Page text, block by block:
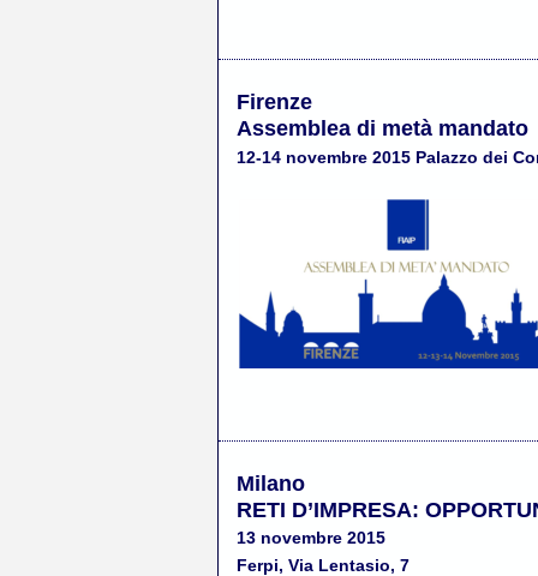
Firenze
Assemblea di metà mandato
12-14 novembre 2015 Palazzo dei
Milano
RETI D’IMPRESA:
13 novembre 2015
Ferpi, Via Lentasio, 7